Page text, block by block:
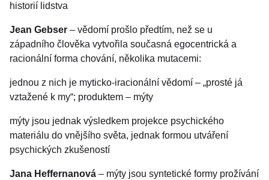
historií lidstva
Jean Gebser – vědomí prošlo předtím, než se u
západního člověka vytvořila současná egocentrická a
racionální forma chování, několika mutacemi:
jednou z nich je myticko-iracionální vědomí – „prosté já
vztažené k my“; produktem – mýty
mýty jsou jednak výsledkem projekce psychického
materiálu do vnějšího světa, jednak formou utváření
psychických zkušeností
Jana Heffernanová – mýty jsou syntetické formy prožívání